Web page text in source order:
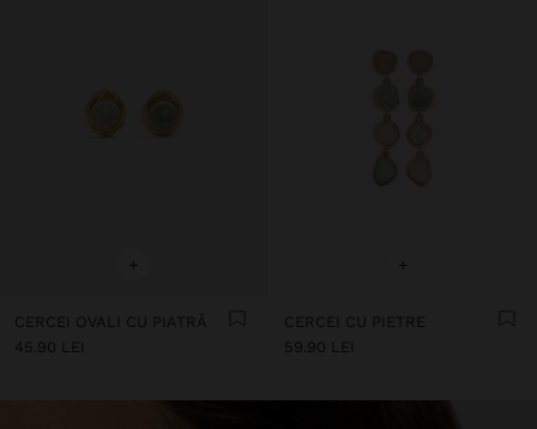
+
CERCEI OVALI CU PIATRĂ
45.90 LEI
+
CERCEI CU PIETRE
59.90 LEI